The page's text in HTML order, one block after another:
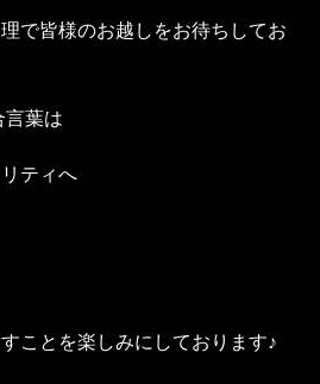
で皆様のお越しをお待ちしてお
言葉は
ティへ
ことを楽しみにしております♪